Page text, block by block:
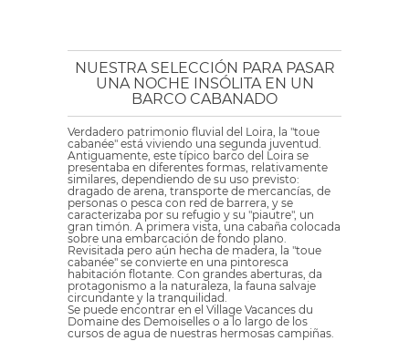
NUESTRA SELECCIÓN PARA PASAR
UNA NOCHE INSÓLITA EN UN
BARCO CABANADO
Verdadero patrimonio fluvial del Loira, la "toue
cabanée" está viviendo una segunda juventud.
Antiguamente, este típico barco del Loira se
presentaba en diferentes formas, relativamente
similares, dependiendo de su uso previsto:
dragado de arena, transporte de mercancías, de
personas o pesca con red de barrera, y se
caracterizaba por su refugio y su "piautre", un
gran timón. A primera vista, una cabaña colocada
sobre una embarcación de fondo plano.
Revisitada pero aún hecha de madera, la "toue
cabanée" se convierte en una pintoresca
habitación flotante. Con grandes aberturas, da
protagonismo a la naturaleza, la fauna salvaje
circundante y la tranquilidad.
Se puede encontrar en el Village Vacances du
Domaine des Demoiselles o a lo largo de los
cursos de agua de nuestras hermosas campiñas.